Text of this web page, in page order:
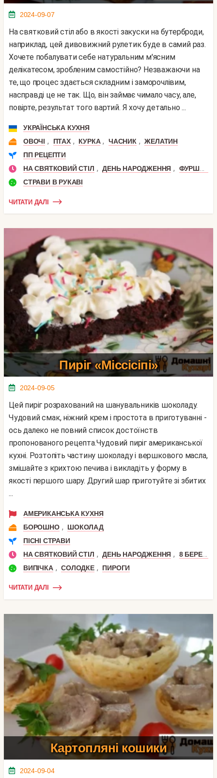
2024-09-07
На святковий стіл або в якості закуски на бутерброди,
наприклад, цей дивовижний рулетик буде в самий раз.
Хочете побалувати себе натуральним м'ясним
делікатесом, зробленим самостійно? Незважаючи на
те, що процес здається складним і заморочлівим,
насправді це не так. Що, він займає чимало часу, але,
повірте, результат того вартий. Я хочу детально ...
УКРАЇНСЬКА КУХНЯ
ОВОЧІ , ПТАХ , КУРКА , ЧАСНИК , ЖЕЛАТИН
ПП РЕЦЕПТИ
НА СВЯТКОВИЙ СТІЛ , ДЕНЬ НАРОДЖЕННЯ , ФУРШЕТ
СТРАВИ В РУКАВІ
ЧИТАТИ ДАЛІ
Пиріг «Міссісіпі»
2024-09-05
Цей пиріг розрахований на шанувальників шоколаду.
Чудовий смак, ніжний крем і простота в приготуванні -
ось далеко не повний список достоїнств
пропонованого рецепта.Чудовий пиріг американської
кухні. Розтопіть частину шоколаду і вершкового масла,
змішайте з крихтою печива і викладіть у форму в
якості першого шару. Другий шар приготуйте зі збитих
...
АМЕРИКАНСЬКА КУХНЯ
БОРОШНО ,
ШОКОЛАД
ПІСНІ СТРАВИ
НА СВЯТКОВИЙ СТІЛ , ДЕНЬ НАРОДЖЕННЯ ,
8 БЕРЕЗНЯ
ВИПІЧКА , СОЛОДКЕ , ПИРОГИ
ЧИТАТИ ДАЛІ
Картопляні кошики
2024-09-04